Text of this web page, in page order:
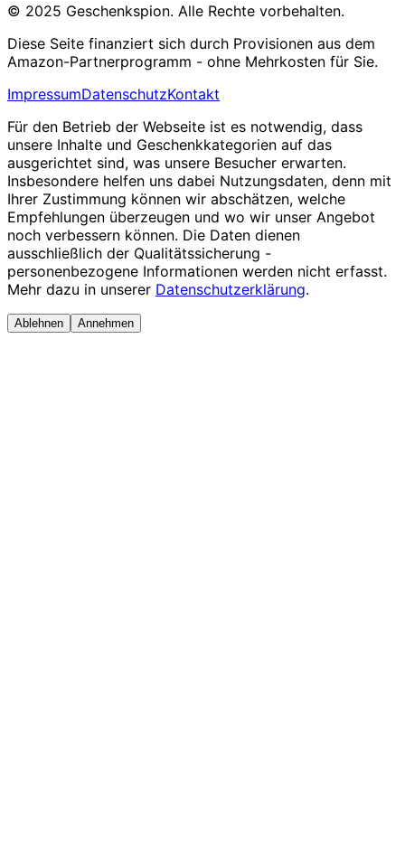
© 2025 Geschenkspion. Alle Rechte vorbehalten.
Diese Seite finanziert sich durch Provisionen aus dem
Amazon-Partnerprogramm - ohne Mehrkosten für Sie.
ImpressumDatenschutzKontakt
Für den Betrieb der Webseite ist es notwendig, dass
unsere Inhalte und Geschenkkategorien auf das
ausgerichtet sind, was unsere Besucher erwarten.
Insbesondere helfen uns dabei Nutzungsdaten, denn mit
Ihrer Zustimmung können wir abschätzen, welche
Empfehlungen überzeugen und wo wir unser Angebot
noch verbessern können. Die Daten dienen
ausschließlich der Qualitätssicherung -
personenbezogene Informationen werden nicht erfasst.
Mehr dazu in unserer Datenschutzerklärung.
Ablehnen Annehmen